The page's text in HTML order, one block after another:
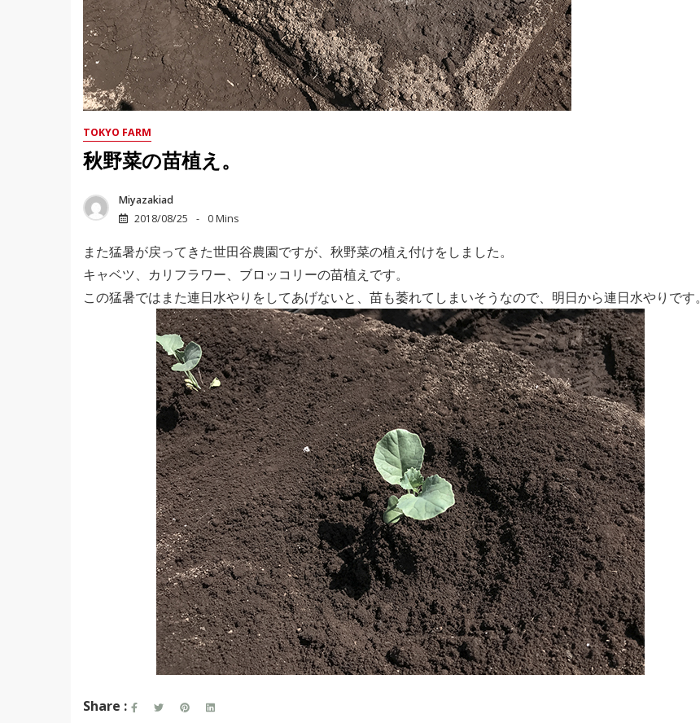
TOKYO FARM
秋野菜の苗植え。
Miyazakiad
2018/08/25
0 Mins
また猛暑が戻ってきた世田谷農園ですが、秋野菜の植え付けをしました。
キャベツ、カリフラワー、ブロッコリーの苗植えです。
この猛暑ではまた連日水やりをしてあげないと、苗も萎れてしまいそうなので、明日から連日水やりです。
Share :